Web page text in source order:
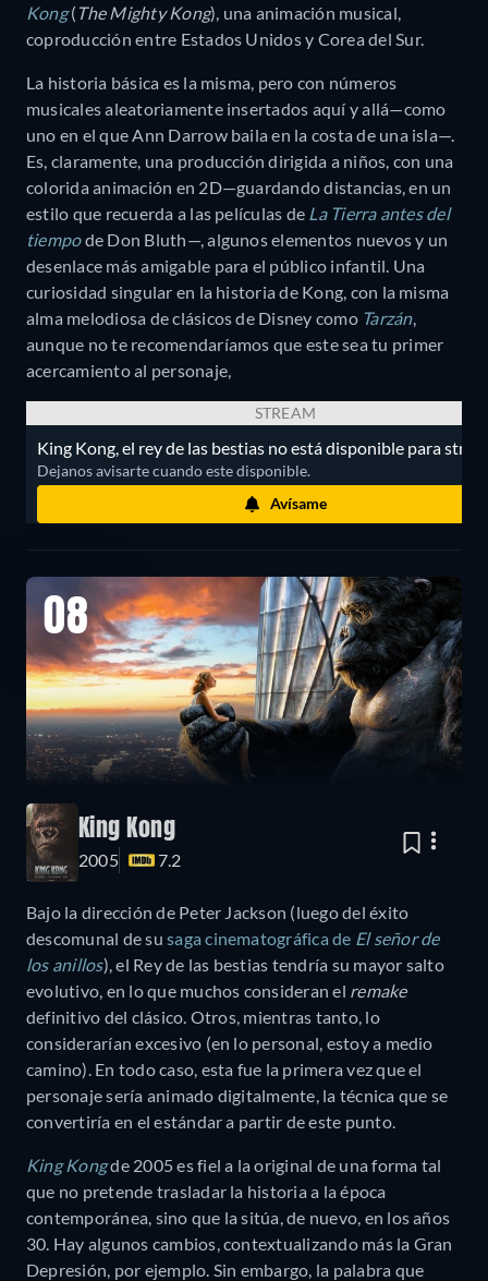
Kong( The Mighty Kong), una animación musical,
coproducción entre Estados Unidos y Corea del Sur.
La historia básica es la misma, pero con números
musicales aleatoriamente insertados aquí y allá—como
uno en el que Ann Darrow baila en la costa de una isla—.
Es, claramente, una producción dirigida a niños, con una
colorida animación en 2D—guardando distancias, en un
estilo que recuerda a las películas de La Tierra antes del
tiempode Don Bluth—, algunos elementos nuevos y un
desenlace más amigable para el público infantil. Una
curiosidad singular en la historia de Kong, con la misma
alma melodiosa de clásicos de Disney como Tarzán,
aunque no te recomendaríamos que este sea tu primer
acercamiento al personaje,
STREAM
King Kong, el rey de las bestias no está disponible para
Dejanos avisarte cuando este disponible.
Avísame
08
King Kong
2005 7.2
Bajo la dirección de Peter Jackson (luego del éxito
descomunal de susaga cinematográfica de El señor de
los anillos), el Rey de las bestias tendría su mayor salto
evolutivo, en lo que muchos consideran el remake
definitivo del clásico. Otros, mientras tanto, lo
considerarían excesivo (en lo personal, estoy a medio
camino). En todo caso, esta fue la primera vez que el
personaje sería animado digitalmente, la técnica que se
convertiría en el estándar a partir de este punto.
King Kongde 2005 es fiel a la original de una forma tal
que no pretende trasladar la historia a la época
contemporánea, sino que la sitúa, de nuevo, en los años
30. Hay algunos cambios, contextualizando más la Gran
Depresión, por ejemplo. Sin embargo, la palabra que